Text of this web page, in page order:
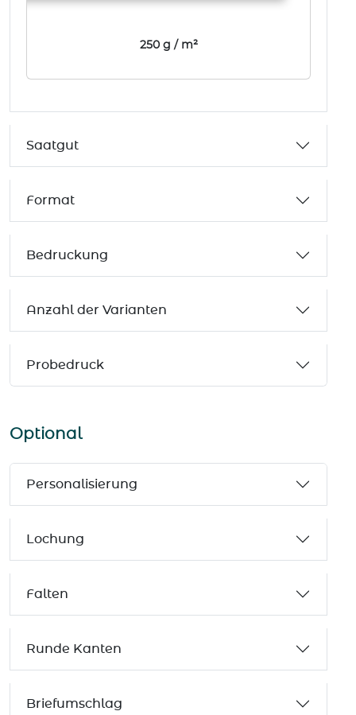
250 g / m²
Saatgut
Format
Bedruckung
Anzahl der Varianten
Probedruck
Optional
Personalisierung
Lochung
Falten
Runde Kanten
Briefumschlag